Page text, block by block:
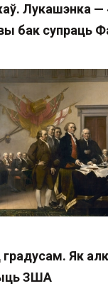
Лукашэнка —
бак супраць
Як
ЗША